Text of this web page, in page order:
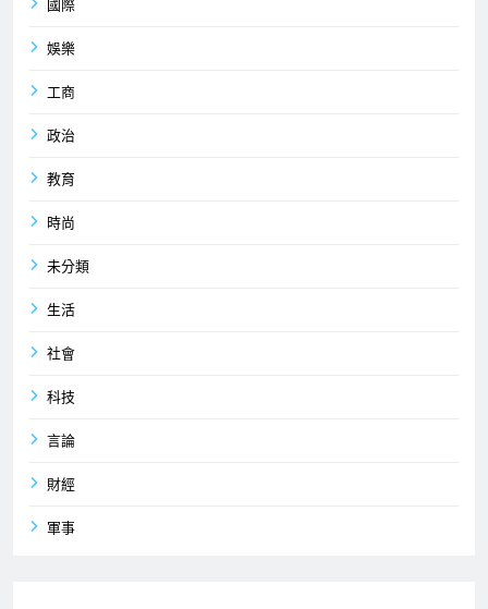
國際
娛樂
工商
政治
教育
時尚
未分類
生活
社會
科技
言論
財經
軍事